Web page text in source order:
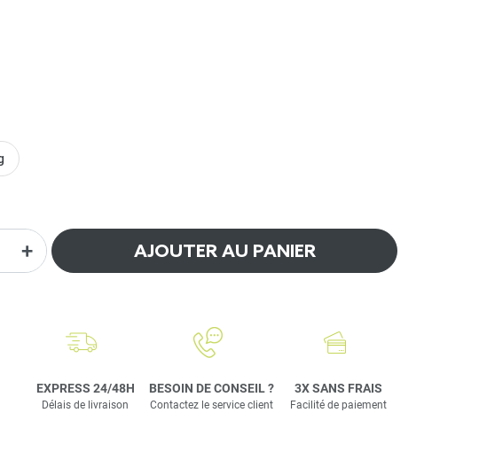
+ AJOUTER AU PANIER
EXPRESS 24/48H
Délais de livraison
BESOIN DE CONSEIL ?
Contactez le service client
3X SANS FRAIS
Facilité de paiement